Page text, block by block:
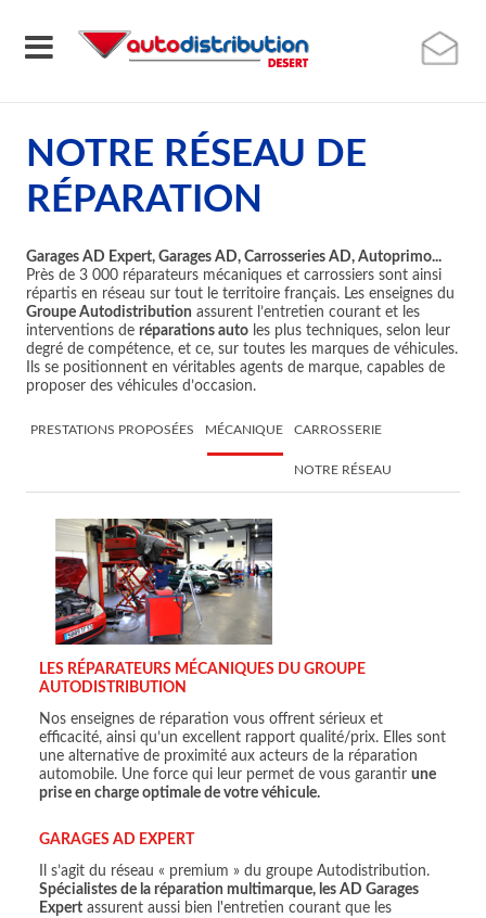
NOTRE RÉSEAU DE
RÉPARATION
Garages AD Expert, Garages AD, Carrosseries AD, Autoprimo...
Près de 3 000 réparateurs mécaniques et carrossiers sont ainsi
répartis en réseau sur tout le territoire français. Les enseignes du
Groupe Autodistribution assurent l’entretien courant et les
interventions de réparations auto les plus techniques, selon leur
degré de compétence, et ce, sur toutes les marques de véhicules.
Ils se positionnent en véritables agents de marque, capables de
proposer des véhicules d’occasion.
PRESTATIONS PROPOSÉES MÉCANIQUE CARROSSERIE
NOTRE RÉSEAU
LES RÉPARATEURS MÉCANIQUES DU GROUPE
AUTODISTRIBUTION
Nos enseignes de réparation vous offrent sérieux et
efficacité, ainsi qu’un excellent rapport qualité/prix. Elles sont
une alternative de proximité aux acteurs de la réparation
automobile. Une force qui leur permet de vous garantir une
prise en charge optimale de votre véhicule.
GARAGES AD EXPERT
Il s’agit du réseau « premium » du groupe Autodistribution.
Spécialistes de la réparation multimarque, les AD Garages
Expert assurent aussi bien l'entretien courant que les